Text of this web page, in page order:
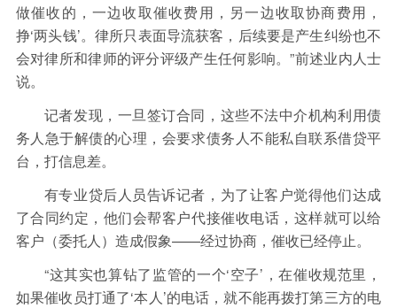
做催收的，一边收取催收费用，另一边收取协商费用，
挣‘两头钱’。律所只表面导流获客，后续要是产生纠纷也不
会对律所和律师的评分评级产生任何影响。”前述业内人士
说。
记者发现，一旦签订合同，这些不法中介机构利用债
务人急于解债的心理，会要求债务人不能私自联系借贷平
台，打信息差。
有专业贷后人员告诉记者，为了让客户觉得他们达成
了合同约定，他们会帮客户代接催收电话，这样就可以给
客户（委托人）造成假象——经过协商，催收已经停止。
“这其实也算钻了监管的一个‘空子’，在催收规范里，
如果催收员打通了‘本人’的电话，就不能再拨打第三方的电